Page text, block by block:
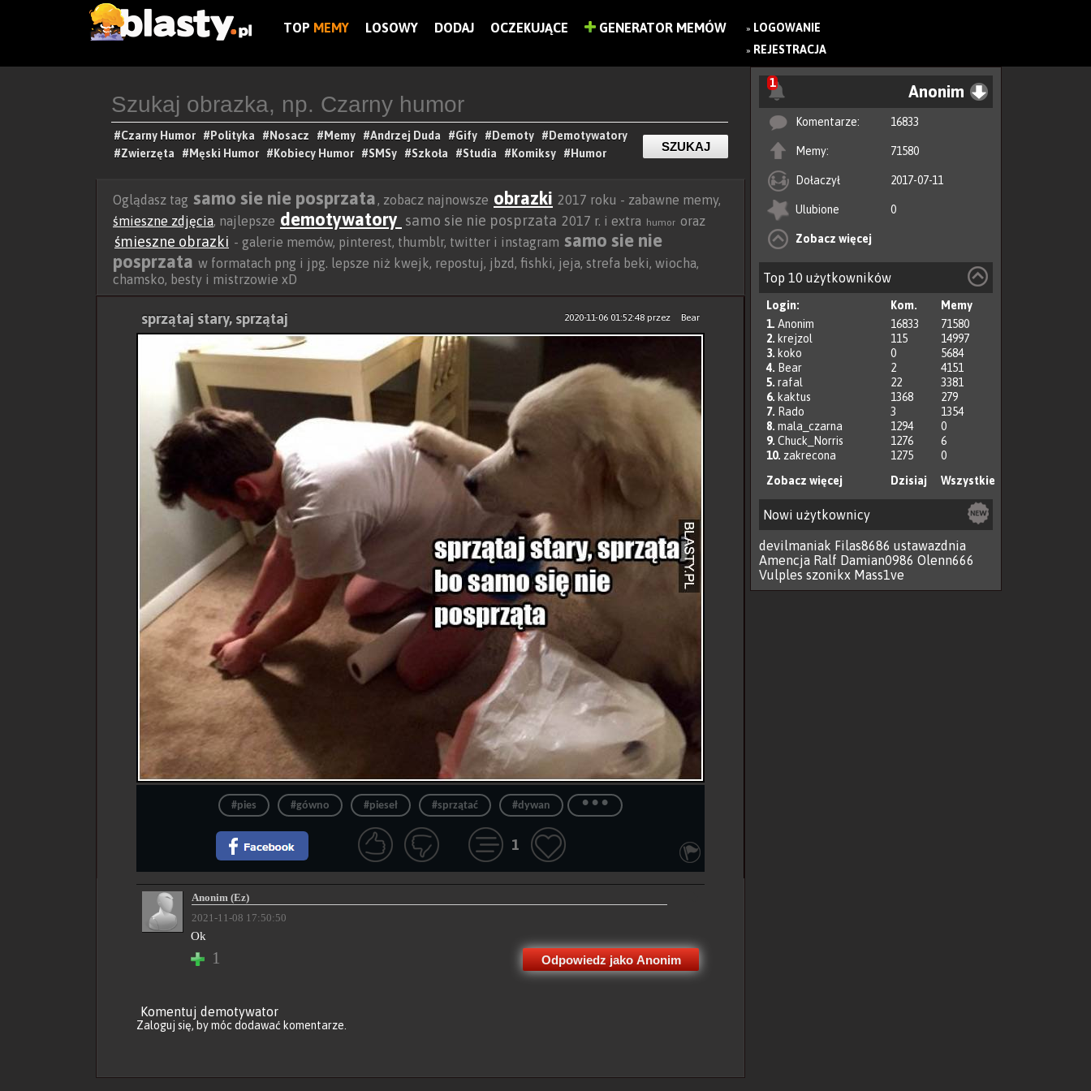
TOP MEMY LOSOWY DODAJ OCZEKUJĄCE GENERATOR MEMÓW » LOGOWANIE
» REJESTRACJA
1 Anonim
Komentarze: 16833
Memy: 71580
Dołaczył 2017-07-11
Ulubione 0
Zobacz więcej
Top 10 użytkowników
Login: Kom.
Memy
1. Anonim 16833
71580
2. krejzol 115
14997
3. koko 0
5684
4. Bear 2
4151
5. rafal 22
3381
6. kaktus 1368
279
7. Rado 3
1354
8. mala_czarna 1294
0
9. Chuck_Norris 1276
6
10. zakrecona 1275
0
Zobacz więcej
Dzisiaj Wszystkie
Nowi użytkownicy
devilmaniak Filas8686 ustawazdnia
Amencja Ralf Damian0986 Olenn666
Vulples szonikx Mass1ve
#Czarny Humor #Polityka #Nosacz #Memy #Andrzej Duda #Gify #Demoty
#Demotywatory
#Zwierzęta
#Męski Humor #Kobiecy Humor #SMSy #Szkoła #Studia #Komiksy #Humor
Oglądasz tag samo sie nie posprzata, zobacz najnowsze obrazki 2017 roku - zabawne memy,
śmieszne zdjęcia, najlepsze demotywatory samo sie nie posprzata 2017 r. i extra humor oraz
śmieszne obrazki - galerie memów, pinterest, thumblr, twitter i instagram samo sie nie
posprzata w formatach png i jpg. lepsze niż kwejk, repostuj, jbzd, fishki, jeja, strefa beki, wiocha,
chamsko, besty i mistrzowie xD
2020-11-06 01:52:48przez Bear
sprzątaj stary, sprzątaj
#pies #gówno #pieseł #sprzątać #dywan ...
1
Anonim (Ez)
2021-11-08 17:50:50
Ok
1 Odpowiedz jako Anonim
Komentuj demotywator
Zaloguj się, by móc dodawać komentarze.